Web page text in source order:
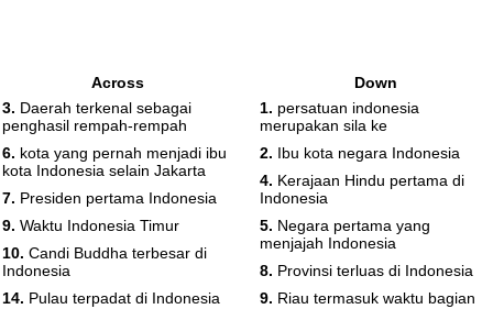
Across
3. Daerah terkenal sebagai
penghasil rempah-rempah
6. kota yang pernah menjadi ibu
kota Indonesia selain Jakarta
7. Presiden pertama Indonesia
9. Waktu Indonesia Timur
10. Candi Buddha terbesar di
Indonesia
14. Pulau terpadat di Indonesia
Down
1. persatuan indonesia
merupakan sila ke
2. Ibu kota negara Indonesia
4. Kerajaan Hindu pertama di
Indonesia
5. Negara pertama yang
menjajah Indonesia
8. Provinsi terluas di Indonesia
9. Riau termasuk waktu bagian